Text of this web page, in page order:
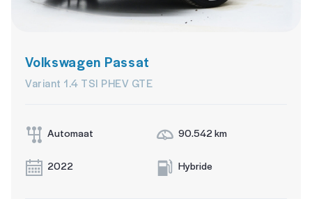
Volkswagen Passat
Variant 1.4 TSI PHEV GTE
Automaat 90.542 km
2022 Hybride